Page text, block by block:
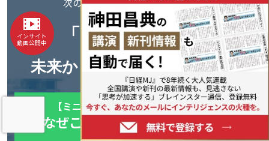
インサイト
動画公開中 「キラーパス」は
未来から逆算して見えてくる
【ミニ講座】フューチャーマッピング
なぜこんなに、うまくいくのか
事例と仕組み